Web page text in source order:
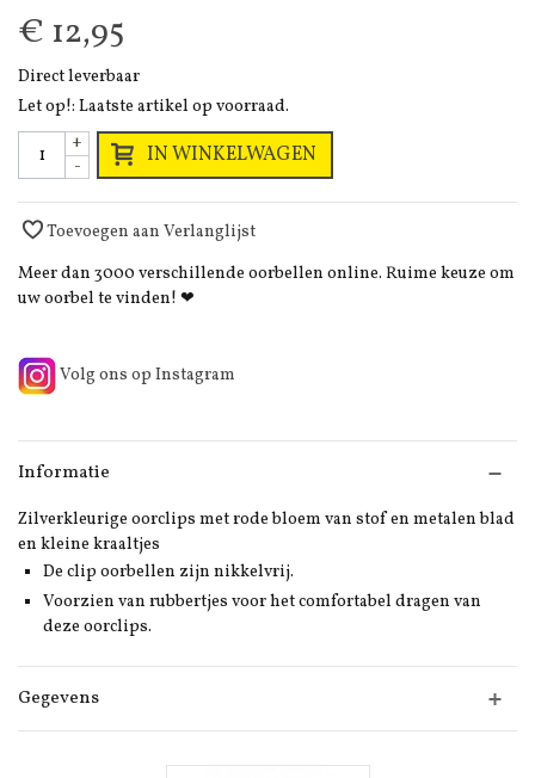
€ 12,95
Direct leverbaar
Let op!: Laatste artikel op voorraad.
-
+ IN WINKELWAGEN
Toevoegen aan Verlanglijst
Meer dan 3000 verschillende oorbellen online. Ruime keuze om
uw oorbel te vinden! ❤
Volg ons op Instagram
Informatie
Zilverkleurige oorclips met rode bloem van stof en metalen blad
en kleine kraaltjes
De clip oorbellen zijn nikkelvrij.
Voorzien van rubbertjes voor het comfortabel dragen van
deze oorclips.
Gegevens